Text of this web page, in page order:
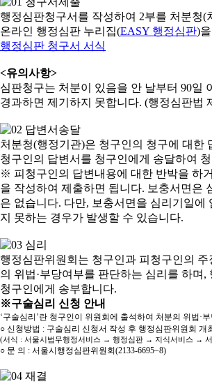
행정심판청구서를 작성하여 2부를 처분청
온라인 행정심판 누리집(EASY 행정심판)
행정심판 청구서 서식
<유의사항>
심판청구는 처분이 있음을 안 날부터 90일
경과하면 제기하지 못합니다. (행정심판법
처분청(행정기관)은 청구인의 청구에 대한
청구인의 답변서를 청구인에게 송달하여
※ 피청구인의 답변내용에 대한 반박을 하
을 작성하여 제출하면 됩니다. 보충서면은
은 없습니다. 다만, 보충서면을 심리기일
지 못하는 경우가 발생할 수 있습니다.
행정심판위원회는 청구인과 피청구인의
의 위법·부당여부를 판단하는 심리를 하며
청구인에게 송부합니다.
※구술심리 신청 안내
‘구술심리’란 청구인이 위원회에 출석하여 처분의 위법·
○ 신청방법 : 구술심리 신청서 작성 후 행정심판위원회 개
(서식 : 서울시법무행정서비스 → 행정심판 → 지식서비스 →
○ 문 의 : 서울시행정심판위원회(2133-6695~8)